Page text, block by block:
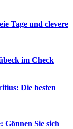
Tage und clevere
im Check
Die besten
Gönnen Sie sich